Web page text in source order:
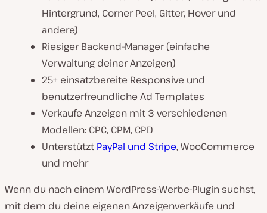
Hintergrund, Corner Peel, Gitter, Hover und
andere)
Riesiger Backend-Manager (einfache
Verwaltung deiner Anzeigen)
25+ einsatzbereite Responsive und
benutzerfreundliche Ad Templates
Verkaufe Anzeigen mit 3 verschiedenen
Modellen: CPC, CPM, CPD
Unterstützt PayPal und Stripe, WooCommerce
und mehr
Wenn du nach einem WordPress-Werbe-Plugin suchst,
mit dem du deine eigenen Anzeigenverkäufe und